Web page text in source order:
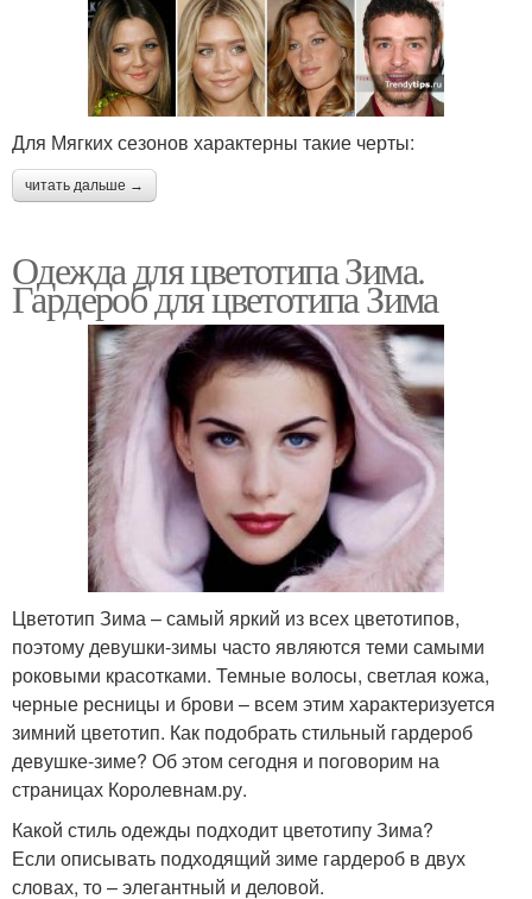
Для Мягких сезонов характерны такие черты:
читать дальше →
Одежда для цветотипа Зима.
Гардероб для цветотипа Зима
Цветотип Зима – самый яркий из всех цветотипов,
поэтому девушки-зимы часто являются теми самыми
роковыми красотками. Темные волосы, светлая кожа,
черные ресницы и брови – всем этим характеризуется
зимний цветотип. Как подобрать стильный гардероб
девушке-зиме? Об этом сегодня и поговорим на
страницах Королевнам.ру.
Какой стиль одежды подходит цветотипу Зима?
Если описывать подходящий зиме гардероб в двух
словах, то – элегантный и деловой.